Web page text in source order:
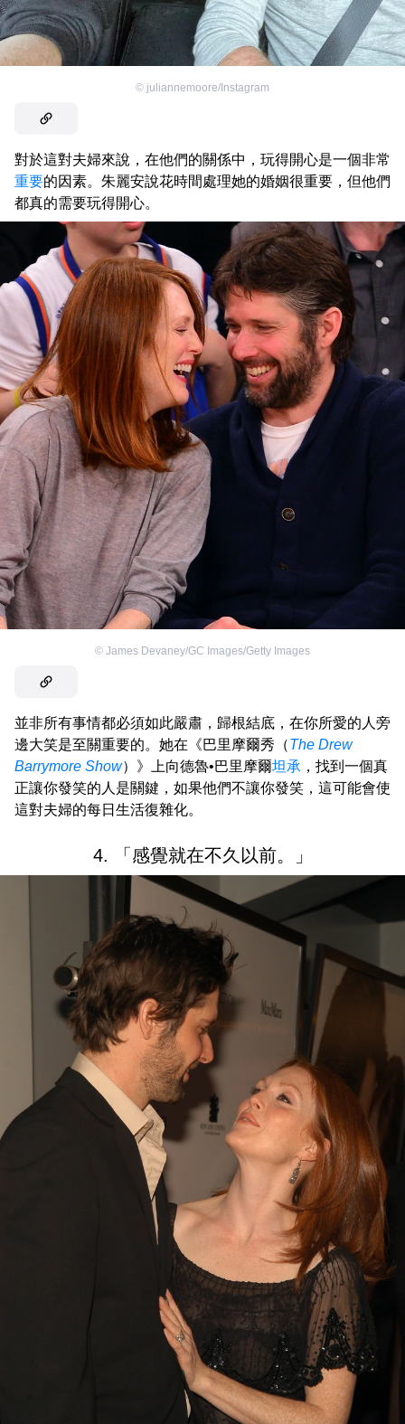
© juliannemoore/Instagram
對於這對夫婦來說，在他們的關係中，玩得開心是一個非常
重要的因素。朱麗安說花時間處理她的婚姻很重要，但他們
都真的需要玩得開心。
© James Devaney/GC Images/Getty Images
並非所有事情都必須如此嚴肅，歸根結底，在你所愛的人旁
邊大笑是至關重要的。她在《巴里摩爾秀（The Drew
Barrymore Show）》上向德魯•巴里摩爾坦承 ，找到一個真
正讓你發笑的人是關鍵，如果他們不讓你發笑，這可能會使
這對夫婦的每日生活復雜化。
4. 「感覺就在不久以前。」